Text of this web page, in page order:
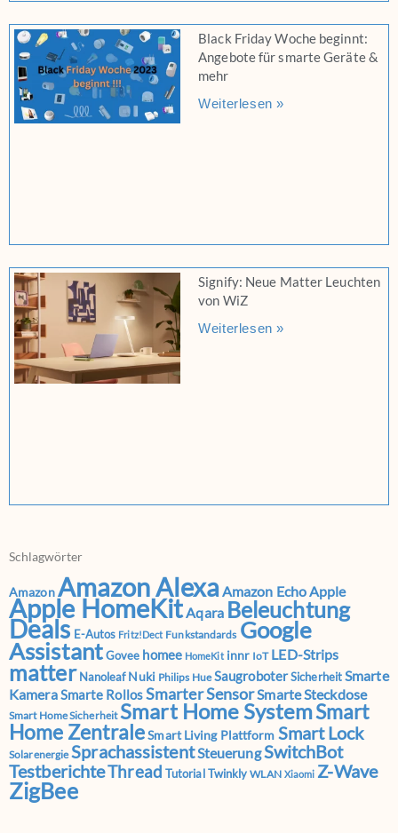
Black Friday Woche beginnt:
Angebote für smarte Geräte &
mehr
Weiterlesen »
Signify: Neue Matter Leuchten
von WiZ
Weiterlesen »
Schlagwörter
AmazonAmazon AlexaAmazon EchoApple
Apple HomeKitAqara Beleuchtung
Deals E-Autos Fritz!Dect Funkstandards Google
AssistantGovee homee HomeKit innr IoT LED-Strips
matter Nanoleaf Nuki Philips Hue SaugroboterSicherheitSmarte
KameraSmarte RollosSmarter SensorSmarte Steckdose
Smart Home Sicherheit Smart Home SystemSmart
Home ZentraleSmart Living Plattform Smart Lock
Solarenergie SprachassistentSteuerungSwitchBot
TestberichteThread Tutorial Twinkly WLAN Xiaomi Z-Wave
ZigBee